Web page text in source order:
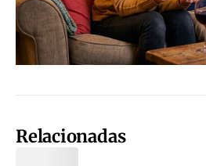
Relacionadas